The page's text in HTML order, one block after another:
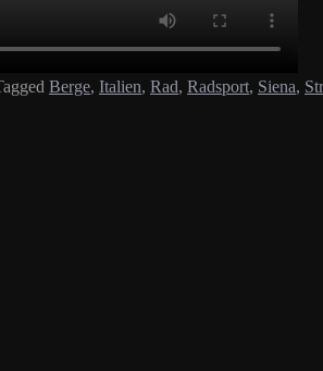
Berge, Italien, Rad, Radsport, Siena,